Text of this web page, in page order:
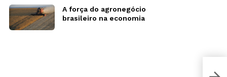
A força do agronegócio
brasileiro na economia